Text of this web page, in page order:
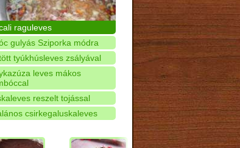
raguleves
gulyás Sziporka módra
tyúkhúsleves zsályával
leves mákos
reszelt tojással
csirkegaluskaleves